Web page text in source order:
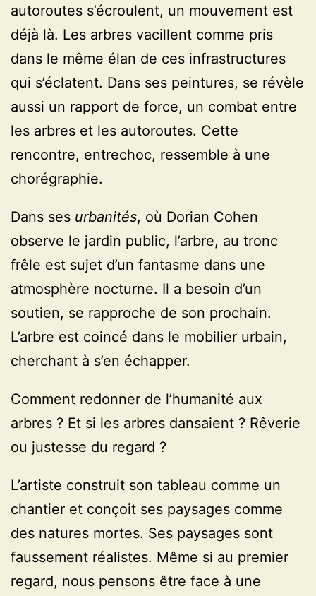
autoroutes s’écroulent, un mouvement est
déjà là. Les arbres vacillent comme pris
dans le même élan de ces infrastructures
qui s’éclatent. Dans ses peintures, se révèle
aussi un rapport de force, un combat entre
les arbres et les autoroutes. Cette
rencontre, entrechoc, ressemble à une
chorégraphie.
Dans ses urbanités, où Dorian Cohen
observe le jardin public, l’arbre, au tronc
frêle est sujet d’un fantasme dans une
atmosphère nocturne. Il a besoin d’un
soutien, se rapproche de son prochain.
L’arbre est coincé dans le mobilier urbain,
cherchant à s’en échapper.
Comment redonner de l’humanité aux
arbres ? Et si les arbres dansaient ? Rêverie
ou justesse du regard ?
L’artiste construit son tableau comme un
chantier et conçoit ses paysages comme
des natures mortes. Ses paysages sont
faussement réalistes. Même si au premier
regard, nous pensons être face à une